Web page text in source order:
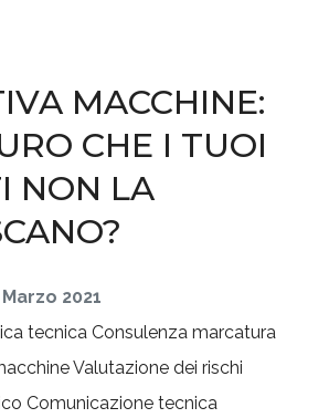
MACCHINE:
CHE I TUOI
NON LA
2021
tecnica Consulenza marcatura
Valutazione dei rischi
Comunicazione tecnica